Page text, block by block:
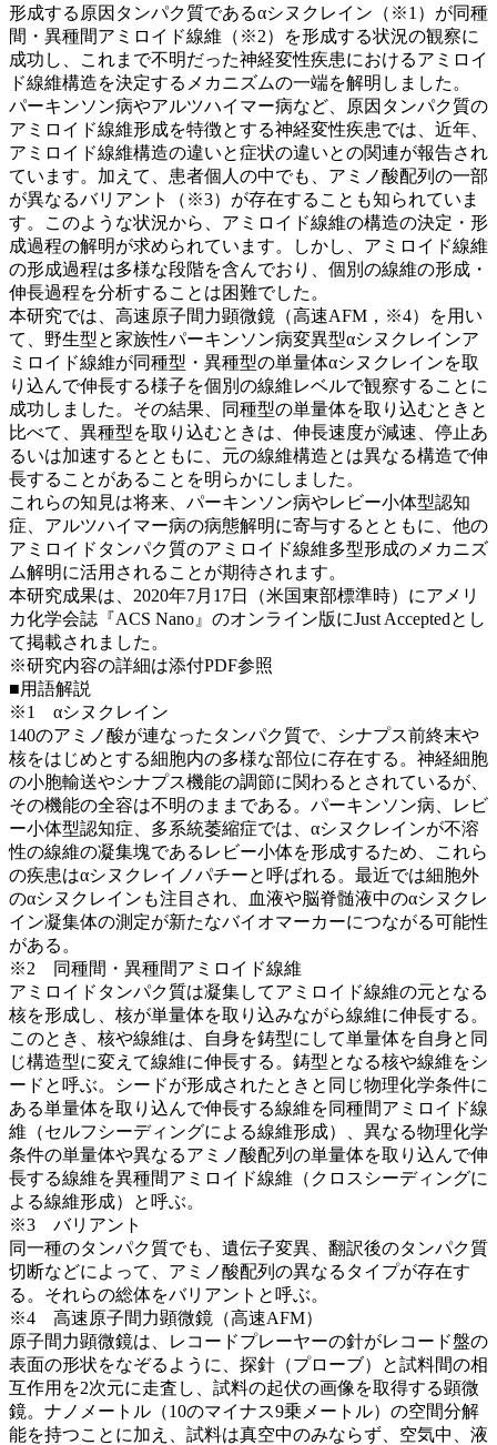
形成する原因タンパク質であるαシヌクレイン（※1）が同種
間・異種間アミロイド線維（※2）を形成する状況の観察に
成功し、これまで不明だった神経変性疾患におけるアミロイ
ド線維構造を決定するメカニズムの一端を解明しました。
パーキンソン病やアルツハイマー病など、原因タンパク質の
アミロイド線維形成を特徴とする神経変性疾患では、近年、
アミロイド線維構造の違いと症状の違いとの関連が報告され
ています。加えて、患者個人の中でも、アミノ酸配列の一部
が異なるバリアント（※3）が存在することも知られていま
す。このような状況から、アミロイド線維の構造の決定・形
成過程の解明が求められています。しかし、アミロイド線維
の形成過程は多様な段階を含んでおり、個別の線維の形成・
伸長過程を分析することは困難でした。
本研究では、高速原子間力顕微鏡（高速AFM，※4）を用い
て、野生型と家族性パーキンソン病変異型αシヌクレインア
ミロイド線維が同種型・異種型の単量体αシヌクレインを取
り込んで伸長する様子を個別の線維レベルで観察することに
成功しました。その結果、同種型の単量体を取り込むときと
比べて、異種型を取り込むときは、伸長速度が減速、停止あ
るいは加速するとともに、元の線維構造とは異なる構造で伸
長することがあることを明らかにしました。
これらの知見は将来、パーキンソン病やレビー小体型認知
症、アルツハイマー病の病態解明に寄与するとともに、他の
アミロイドタンパク質のアミロイド線維多型形成のメカニズ
ム解明に活用されることが期待されます。
本研究成果は、2020年7月17日（米国東部標準時）にアメリ
カ化学会誌『ACS Nano』のオンライン版にJust Acceptedとし
て掲載されました。
※研究内容の詳細は添付PDF参照
■用語解説
※1 αシヌクレイン
140のアミノ酸が連なったタンパク質で、シナプス前終末や
核をはじめとする細胞内の多様な部位に存在する。神経細胞
の小胞輸送やシナプス機能の調節に関わるとされているが、
その機能の全容は不明のままである。パーキンソン病、レビ
ー小体型認知症、多系統萎縮症では、αシヌクレインが不溶
性の線維の凝集塊であるレビー小体を形成するため、これら
の疾患はαシヌクレイノパチーと呼ばれる。最近では細胞外
のαシヌクレインも注目され、血液や脳脊髄液中のαシヌクレ
イン凝集体の測定が新たなバイオマーカーにつながる可能性
がある。
※2 同種間・異種間アミロイド線維
アミロイドタンパク質は凝集してアミロイド線維の元となる
核を形成し、核が単量体を取り込みながら線維に伸長する。
このとき、核や線維は、自身を鋳型にして単量体を自身と同
じ構造型に変えて線維に伸長する。鋳型となる核や線維をシ
ードと呼ぶ。シードが形成されたときと同じ物理化学条件に
ある単量体を取り込んで伸長する線維を同種間アミロイド線
維（セルフシーディングによる線維形成）、異なる物理化学
条件の単量体や異なるアミノ酸配列の単量体を取り込んで伸
長する線維を異種間アミロイド線維（クロスシーディングに
よる線維形成）と呼ぶ。
※3 バリアント
同一種のタンパク質でも、遺伝子変異、翻訳後のタンパク質
切断などによって、アミノ酸配列の異なるタイプが存在す
る。それらの総体をバリアントと呼ぶ。
※4 高速原子間力顕微鏡（高速AFM）
原子間力顕微鏡は、レコードプレーヤーの針がレコード盤の
表面の形状をなぞるように、探針（プローブ）と試料間の相
互作用を2次元に走査し、試料の起伏の画像を取得する顕微
鏡。ナノメートル（10のマイナス9乗メートル）の空間分解
能を持つことに加え、試料は真空中のみならず、空気中、液